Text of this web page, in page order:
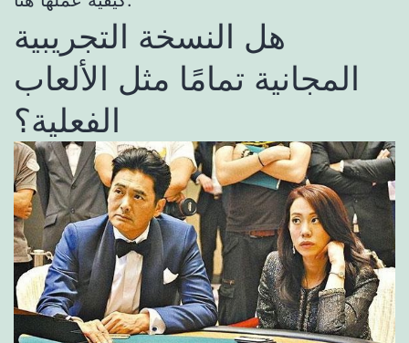
هل النسخة التجريبية
المجانية تمامًا مثل الألعاب
الفعلية؟